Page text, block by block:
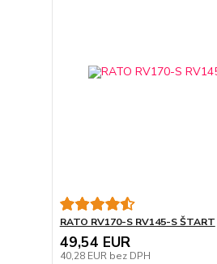
RATO RV170-S RV145-S ŠTART
49,54 EUR
40,28 EUR bez DPH